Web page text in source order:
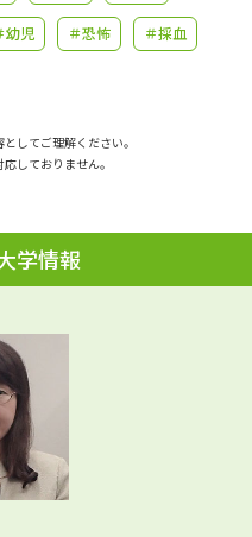
学問分野解説
ポート
受付内容・発送状況の確認
個人情報取扱規定
テレメール進学カタログ
訂正のご案内
幼児 ＃恐怖 ＃採血
してご理解ください。
しておりません。
学情報